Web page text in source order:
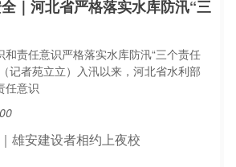
｜河北省严格落实水库防汛“三
责任意识严格落实水库防汛“三个责任
记者苑立立）入汛以来，河北省水利部
任意识